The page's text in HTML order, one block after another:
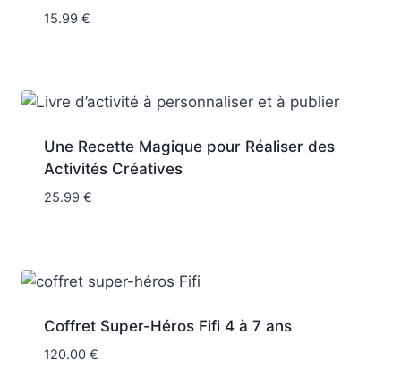
15.99 €
Une Recette Magique pour Réaliser des
Activités Créatives
25.99 €
Coffret Super-Héros Fifi 4 à 7 ans
120.00 €